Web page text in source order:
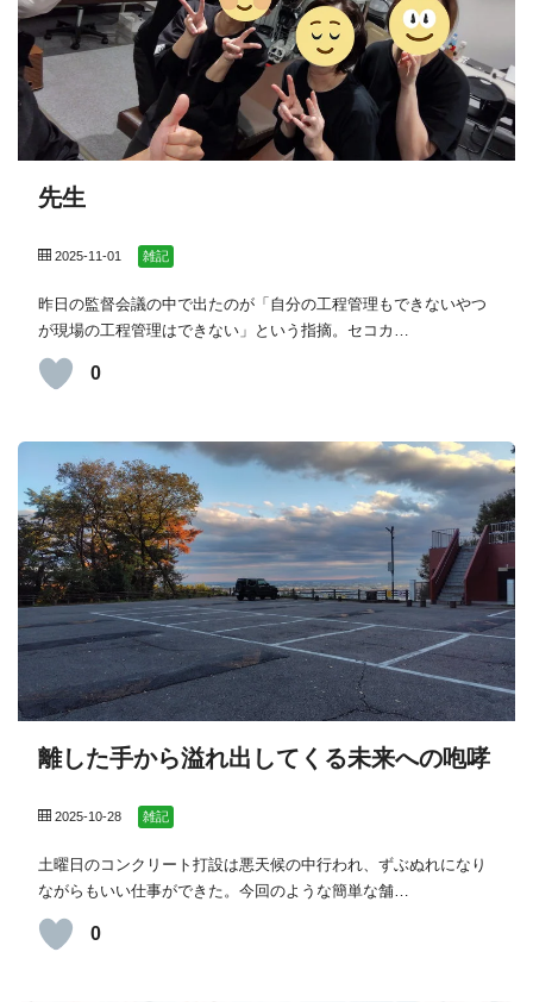
先生
2025-11-01 雑記
昨日の監督会議の中で出たのが「自分の工程管理もできないやつ
が現場の工程管理はできない」という指摘。セコカ…
0
離した手から溢れ出してくる未来への咆哮
2025-10-28 雑記
土曜日のコンクリート打設は悪天候の中行われ、ずぶぬれになり
ながらもいい仕事ができた。今回のような簡単な舗…
0